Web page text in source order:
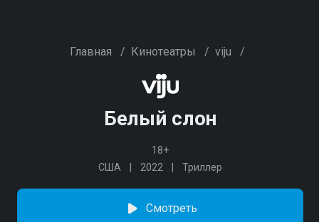
Главная / Кинотеатры / viju /
Белый слон
18+
США
2022 Триллер
Смотреть